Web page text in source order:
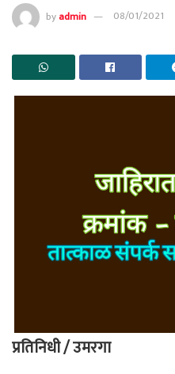
byadmin 08/01/2021
प्रतिनिधी / उमरगा